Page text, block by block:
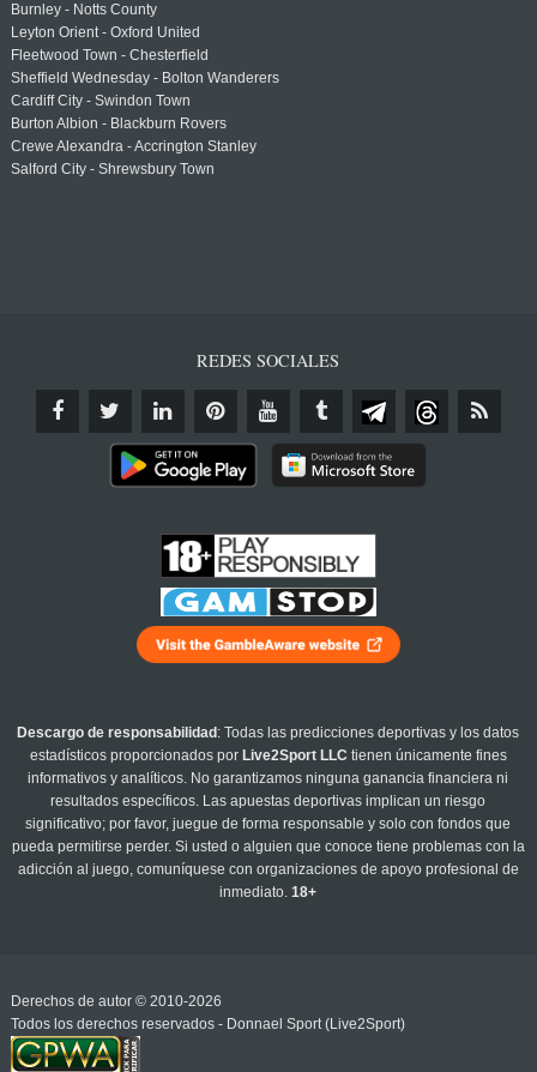
Burnley - Notts County
Leyton Orient - Oxford United
Fleetwood Town - Chesterfield
Sheffield Wednesday - Bolton Wanderers
Cardiff City - Swindon Town
Burton Albion - Blackburn Rovers
Crewe Alexandra - Accrington Stanley
Salford City - Shrewsbury Town
REDES SOCIALES
Descargo de responsabilidad : Todas las predicciones deportivas y los datos
estadísticos proporcionados por Live2Sport LLC tienen únicamente fines
informativos y analíticos. No garantizamos ninguna ganancia financiera ni
resultados específicos. Las apuestas deportivas implican un riesgo
significativo; por favor, juegue de forma responsable y solo con fondos que
pueda permitirse perder. Si usted o alguien que conoce tiene problemas con la
adicción al juego, comuníquese con organizaciones de apoyo profesional de
inmediato.18+
Derechos de autor © 2010-2026
Todos los derechos reservados - Donnael Sport (Live2Sport)